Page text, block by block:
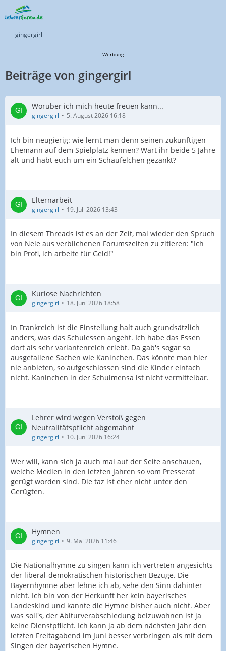
gingergirl
Werbung
Beiträge von gingergirl
Worüber ich mich heute freuen kann...
gingergirl 5. August 2026 16:18
Ich bin neugierig: wie lernt man denn seinen zukünftigen
Ehemann auf dem Spielplatz kennen? Wart ihr beide 5 Jahre
alt und habt euch um ein Schäufelchen gezankt?
Elternarbeit
gingergirl 19. Juli 2026 13:43
In diesem Threads ist es an der Zeit, mal wieder den Spruch
von Nele aus verblichenen Forumszeiten zu zitieren: "Ich
bin Profi, ich arbeite für Geld!"
Kuriose Nachrichten
gingergirl 18. Juni 2026 18:58
In Frankreich ist die Einstellung halt auch grundsätzlich
anders, was das Schulessen angeht. Ich habe das Essen
dort als sehr variantenreich erlebt. Da gab's sogar so
ausgefallene Sachen wie Kaninchen. Das könnte man hier
nie anbieten, so aufgeschlossen sind die Kinder einfach
nicht. Kaninchen in der Schulmensa ist nicht vermittelbar.
Lehrer wird wegen Verstoß gegen
Neutralitätspflicht abgemahnt
gingergirl 10. Juni 2026 16:24
Wer will, kann sich ja auch mal auf der Seite anschauen,
welche Medien in den letzten Jahren so vom Presserat
gerügt worden sind. Die taz ist eher nicht unter den
Gerügten.
Hymnen
gingergirl 9. Mai 2026 11:46
Die Nationalhymne zu singen kann ich vertreten angesichts
der liberal-demokratischen historischen Bezüge. Die
Bayernhymne aber lehne ich ab, sehe den Sinn dahinter
nicht. Ich bin von der Herkunft her kein bayerisches
Landeskind und kannte die Hymne bisher auch nicht. Aber
was soll's, der Abiturverabschiedung beizuwohnen ist ja
keine Dienstpflicht. Ich kann ja ab dem nächsten Jahr den
letzten Freitagabend im Juni besser verbringen als mit dem
Singen der bayerischen Hymne.